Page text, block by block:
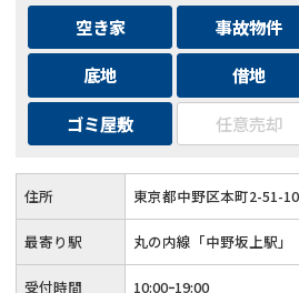
空き家 事故物件
底地
借地
ゴミ屋敷
任意売却
住所 東京都中野区本町2-51-
最寄り駅 丸の内線「中野坂上駅
受付時間 10:00ｰ19:00